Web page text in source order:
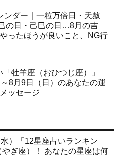
ンダー｜一粒万倍日・天赦
の日・己巳の日…8月の吉
ったほうが良いこと、NG行
牡羊座（おひつじ座）」
8月9日（日）のあなたの運
ッセージ
）「12星座占いランキン
ぎ座）！ あなたの星座は何